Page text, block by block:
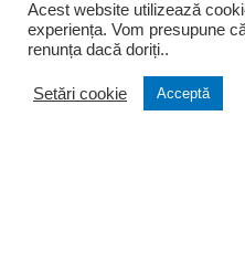
Acest website utilizează
experiența. Vom presupune
renunța dacă doriți..
Setări cookie Acceptă